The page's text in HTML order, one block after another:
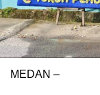
MEDAN –